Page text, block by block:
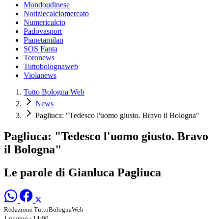
Mondoudinese
Notiziecalciomercato
Numericalcio
Padovasport
Pianetamilan
SOS Fanta
Toronews
Tuttobolognaweb
Violanews
Tutto Bologna Web
News
Pagliuca: "Tedesco l'uomo giusto. Bravo il Bologna"
Pagliuca: "Tedesco l'uomo giusto. Bravo
il Bologna"
Le parole di Gianluca Pagliuca
Redazione TuttoBolognaWeb